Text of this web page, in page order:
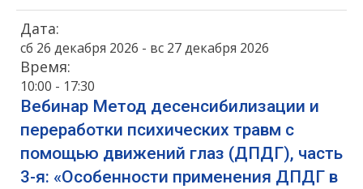
Дата:
сб 26 декабря 2026 - вс 27 декабря 2026
Время:
10:00 - 17:30
Вебинар Метод десенсибилизации и
переработки психических травм с
помощью движений глаз (ДПДГ), часть
3-я: «Особенности применения ДПДГ в